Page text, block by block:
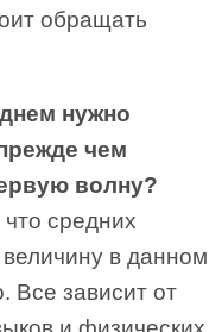
обращать
нужно
чем
волну?
средних
в данном
Все зависит от